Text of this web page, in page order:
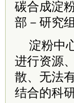
碳合成淀
部－研究
淀粉中
进行资源
散、无法
结合的科